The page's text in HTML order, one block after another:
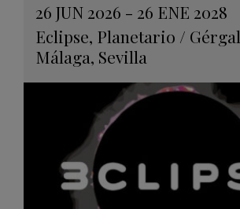
26 JUN 2026 - 26 ENE 2028
Eclipse, Planetario / Gérgal
Málaga, Sevilla